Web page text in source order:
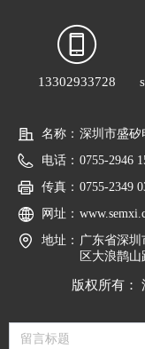
13302933728
名称： 深圳市盛矽
电话： 0755-2946
传真： 0755-2349
网址：
地址： 广东省深圳
区大浪鹊
版权所有：